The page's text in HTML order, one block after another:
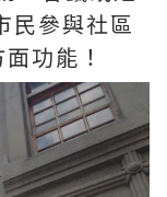
民參與社區
功能！